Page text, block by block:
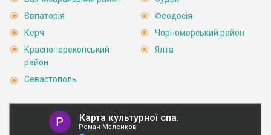
Євпаторія
Керч
Красноперекопський
район
Севастополь
Феодосія
Чорноморський район
Ялта